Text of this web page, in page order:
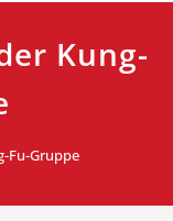
Kung-
Fu-Gruppe